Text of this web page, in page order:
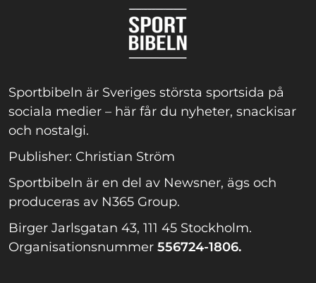
Sportbibeln är Sveriges största sportsida på
sociala medier – här får du nyheter, snackisar
och nostalgi.
Publisher: Christian Ström
Sportbibeln är en del av Newsner, ägs och
produceras av N365 Group.
Birger Jarlsgatan 43, 111 45 Stockholm.
Organisationsnummer 556724-1806.